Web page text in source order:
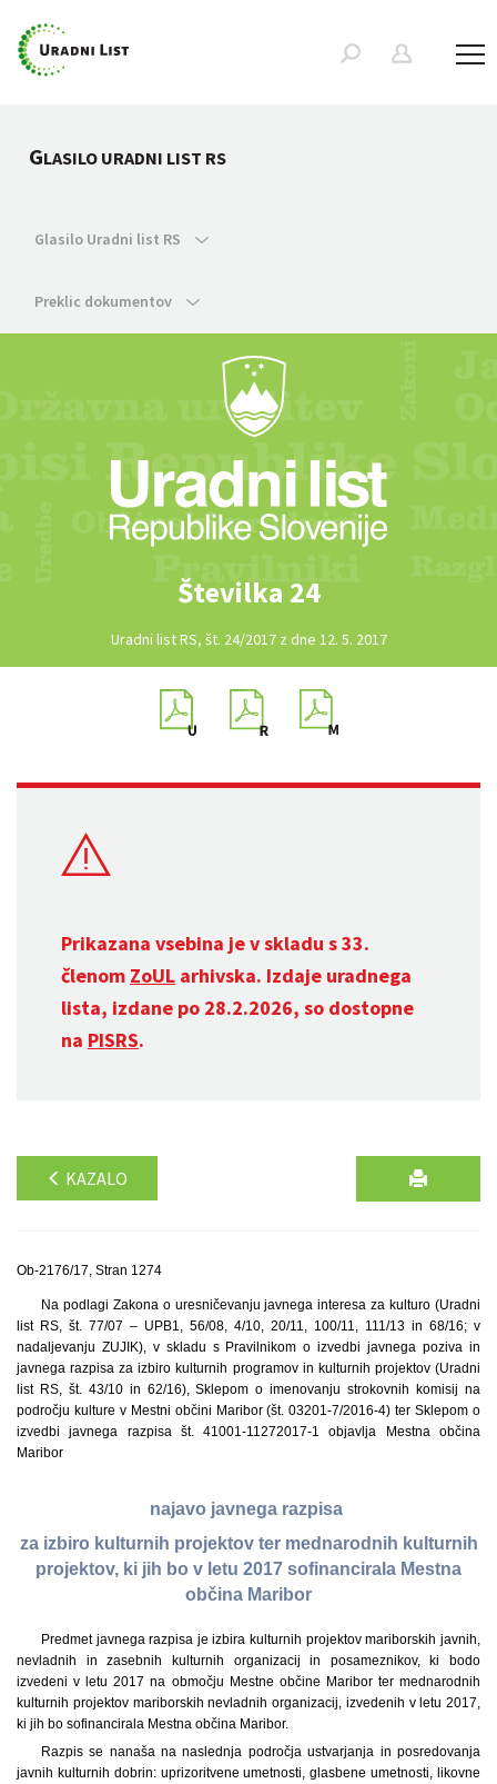
GLASILO URADNI LIST RS
Glasilo Uradni list RS
Preklic dokumentov
Številka 24
Uradni list RS, št. 24/2017 z dne 12. 5. 2017
Prikazana vsebina je v skladu s 33.
členom ZoUL arhivska. Izdaje uradnega
lista, izdane po 28.2.2026, so dostopne
na PISRS.
KAZALO
Ob-2176/17, Stran 1274
Na podlagi Zakona o uresničevanju javnega interesa za kulturo (Uradni
list RS, št. 77/07 – UPB1, 56/08, 4/10, 20/11, 100/11, 111/13 in 68/16; v
nadaljevanju ZUJIK), v skladu s Pravilnikom o izvedbi javnega poziva in
javnega razpisa za izbiro kulturnih programov in kulturnih projektov (Uradni
list RS, št. 43/10 in 62/16), Sklepom o imenovanju strokovnih komisij na
področju kulture v Mestni občini Maribor (št. 03201-7/2016-4) ter Sklepom o
izvedbi javnega razpisa št. 41001-11272017-1 objavlja Mestna občina
Maribor
najavo javnega razpisa
za izbiro kulturnih projektov ter mednarodnih kulturnih
projektov, ki jih bo v letu 2017 sofinancirala Mestna
občina Maribor
Predmet javnega razpisa je izbira kulturnih projektov mariborskih javnih,
nevladnih in zasebnih kulturnih organizacij in posameznikov, ki bodo
izvedeni v letu 2017 na območju Mestne občine Maribor ter mednarodnih
kulturnih projektov mariborskih nevladnih organizacij, izvedenih v letu 2017,
ki jih bo sofinancirala Mestna občina Maribor.
Razpis se nanaša na naslednja področja ustvarjanja in posredovanja
javnih kulturnih dobrin: uprizoritvene umetnosti, glasbene umetnosti, likovne